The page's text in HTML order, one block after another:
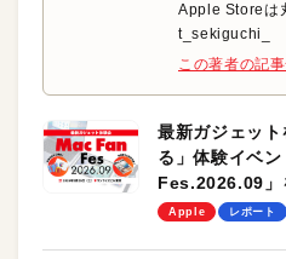
Apple Storeは
t_sekiguchi_
この著者の記
最新ガジェッ
る」体験イベ
Fes.2026.09」
します！
Apple レポート